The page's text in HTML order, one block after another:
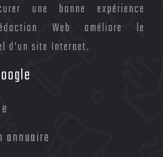
une bonne expérience
Web améliore le
d’un site Internet.
annuaire